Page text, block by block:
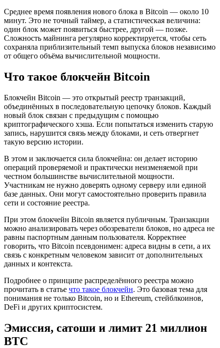
Среднее время появления нового блока в Bitcoin — около 10
минут. Это не точный таймер, а статистическая величина:
один блок может появиться быстрее, другой — позже.
Сложность майнинга регулярно корректируется, чтобы сеть
сохраняла приблизительный темп выпуска блоков независимо
от общего объёма вычислительной мощности.
Что такое блокчейн Bitcoin
Блокчейн Bitcoin — это открытый реестр транзакций,
объединённых в последовательную цепочку блоков. Каждый
новый блок связан с предыдущим с помощью
криптографического хэша. Если попытаться изменить старую
запись, нарушится связь между блоками, и сеть отвергнет
такую версию истории.
В этом и заключается сила блокчейна: он делает историю
операций проверяемой и практически неизменяемой при
честном большинстве вычислительной мощности.
Участникам не нужно доверять одному серверу или единой
базе данных. Они могут самостоятельно проверить правила
сети и состояние реестра.
При этом блокчейн Bitcoin является публичным. Транзакции
можно анализировать через обозреватели блоков, но адреса не
равны паспортным данным пользователя. Корректнее
говорить, что Bitcoin псевдонимен: адреса видны в сети, а их
связь с конкретным человеком зависит от дополнительных
данных и контекста.
Подробнее о принципе распределённого реестра можно
прочитать в статье что такое блокчейн. Это базовая тема для
понимания не только Bitcoin, но и Ethereum, стейблкоинов,
DeFi и других криптосистем.
Эмиссия, сатоши и лимит 21 миллион
BTC